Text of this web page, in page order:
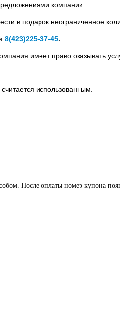
компании.
в подарок неограниченное
8(423)225-37-45.
имеет право оказывать
использованным.
После оплаты номер купона